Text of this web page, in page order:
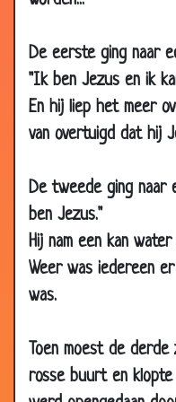
De eerste ging naar
"Ik ben Jezus en ik
En hij liep het meer
van overtuigd dat hij
De tweede ging
ben Jezus."
Hij nam een kan
Weer was iedereen
was.
Toen moest de derde
rosse buurt en klopte
14 May 2007
Hallelujah!
27 Mar 2007
Aan de
21 Mar 2007
Pastoor op
17 Mar 2007
Dapper man
26 Feb 2007
Hemelse
16 Feb 2007
22 Jan 2007
De 10
15 Jan 2007
Een potje
30 Dec
14 Dec 2006 Leugens
10 Dec
Kerkgeld